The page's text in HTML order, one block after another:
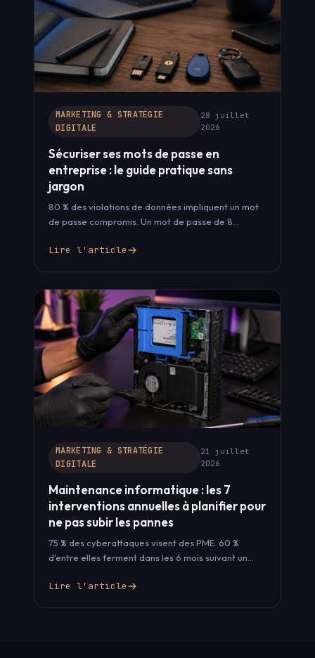
MARKETING & STRATÉGIE
DIGITALE
28 juillet
2026
Sécuriser ses mots de passe en
entreprise : le guide pratique sans
jargon
80 % des violations de données impliquent un mot
de passe compromis. Un mot de passe de 8
Lire l'article
MARKETING & STRATÉGIE
DIGITALE
21 juillet
2026
Maintenance informatique : les 7
interventions annuelles à planifier pour
ne pas subir les pannes
75 % des cyberattaques visent des PME. 60 %
d'entre elles ferment dans les 6 mois suivant un
Lire l'article